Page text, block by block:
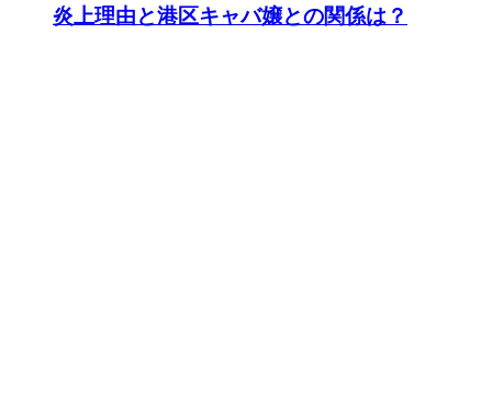
炎上理由と港区キャバ嬢との関係は？